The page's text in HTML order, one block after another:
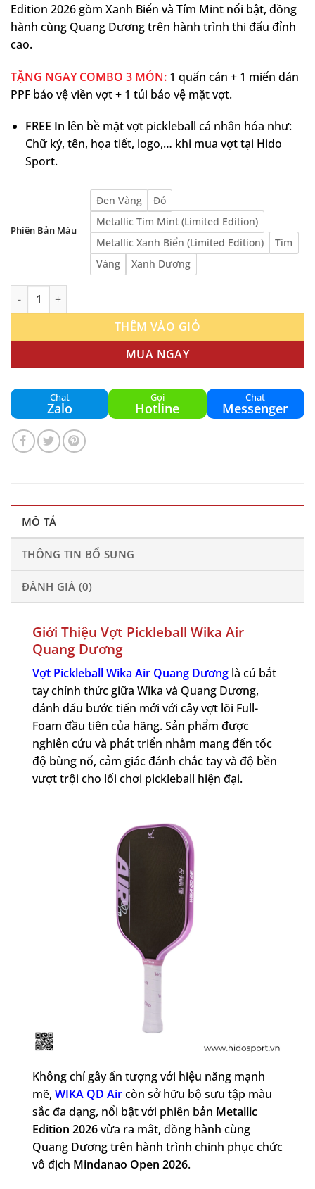
Edition 2026 gồm Xanh Biển và Tím Mint nổi bật, đồng
hành cùng Quang Dương trên hành trình thi đấu đỉnh
cao.
TẶNG NGAY COMBO 3 MÓN: 1 quấn cán + 1 miến dán
PPF bảo vệ viền vợt + 1 túi bảo vệ mặt vợt.
FREE In lên bề mặt vợt pickleball cá nhân hóa như:
Chữ ký, tên, họa tiết, logo,… khi mua vợt tại Hido
Sport.
Phiên Bản Màu
Đen Vàng
Đỏ
Metallic Tím Mint (Limited Edition)
Metallic Xanh Biển (Limited Edition)
Tím
Vàng
Xanh Dương
Vợt Pickleball Wika Air Quang Dương (AIRFOAM™) số lượng
THÊM VÀO GIỎ
MUA NGAY
Chat
Zalo
Gọi
Hotline
Chat
Messenger
MÔ TẢ
THÔNG TIN BỔ SUNG
ĐÁNH GIÁ (0)
Giới Thiệu Vợt Pickleball Wika Air
Quang Dương
Vợt Pickleball Wika Air Quang Dương là cú bắt
tay chính thức giữa Wika và Quang Dương,
đánh dấu bước tiến mới với cây vợt lõi Full-
Foam đầu tiên của hãng. Sản phẩm được
nghiên cứu và phát triển nhằm mang đến tốc
độ bùng nổ, cảm giác đánh chắc tay và độ bền
vượt trội cho lối chơi pickleball hiện đại.
Không chỉ gây ấn tượng với hiệu năng mạnh
mẽ, WIKA QD Aircòn sở hữu bộ sưu tập màu
sắc đa dạng, nổi bật với phiên bản Metallic
Edition 2026vừa ra mắt, đồng hành cùng
Quang Dương trên hành trình chinh phục chức
vô địch Mindanao Open 2026.